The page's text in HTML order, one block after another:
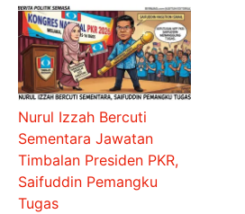
Nurul Izzah Bercuti
Sementara Jawatan
Timbalan Presiden PKR,
Saifuddin Pemangku
Tugas